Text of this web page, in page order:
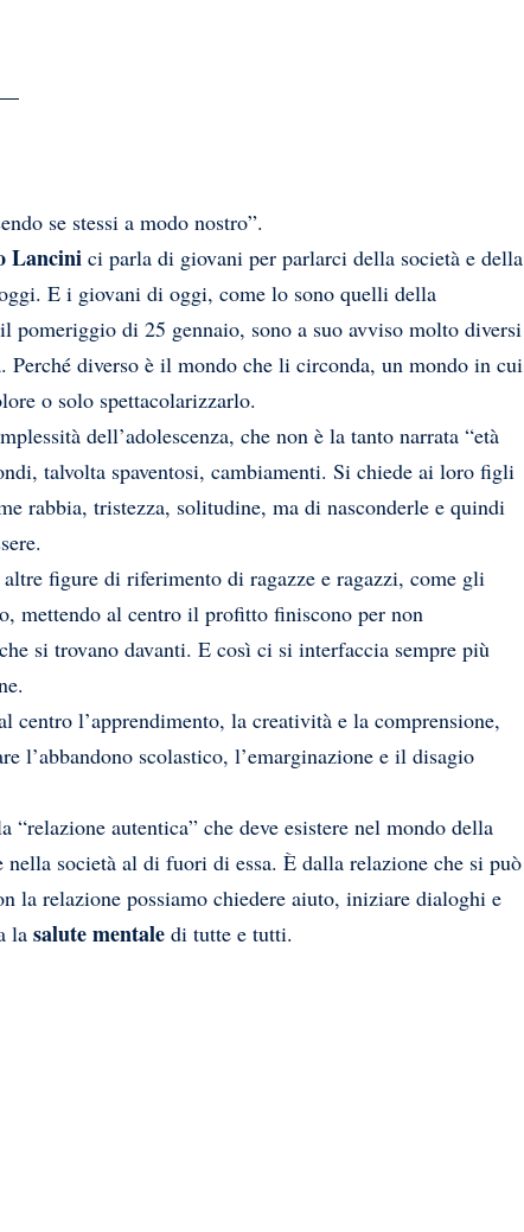
se stessi a modo nostro”.
Lancini ci parla di giovani per parlarci della società e della
E i giovani di oggi, come lo sono quelli della
pomeriggio di 25 gennaio, sono a suo avviso molto diversi
diverso è il mondo che li circonda, un mondo in cui
o solo spettacolarizzarlo.
dell’adolescenza, che non è la tanto narrata “età
talvolta spaventosi, cambiamenti. Si chiede ai loro figli
rabbia, tristezza, solitudine, ma di nasconderle e quindi
figure di riferimento di ragazze e ragazzi, come gli
mettendo al centro il profitto finiscono per non
si trovano davanti. E così ci si interfaccia sempre più
centro l’apprendimento, la creatività e la comprensione,
l’abbandono scolastico, l’emarginazione e il disagio
autentica” che deve esistere nel mondo della
nella società al di fuori di essa. È dalla relazione che si può
la relazione possiamo chiedere aiuto, iniziare dialoghi e
la salute mentale di tutte e tutti.